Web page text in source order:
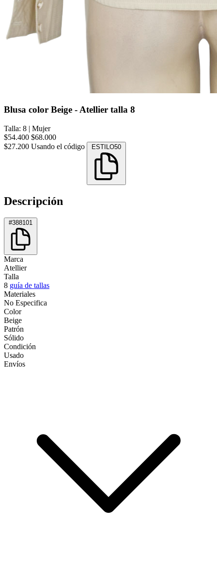
Blusa color Beige - Atellier talla 8
Talla: 8 | Mujer
$54.400 $68.000
$27.200 Usando el código ESTILO50
Descripción
#388101
Marca
Atellier
Talla
8 guía de tallas
Materiales
No Especifica
Color
Beige
Patrón
Sólido
Condición
Usado
Envíos